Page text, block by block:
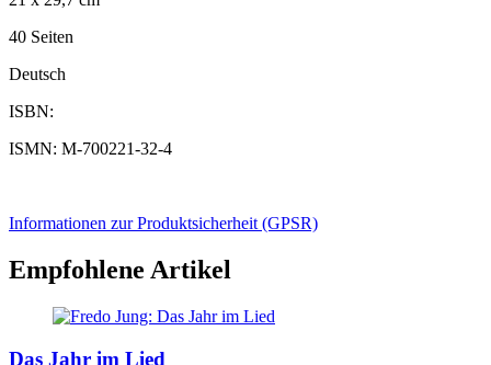
40 Seiten
Deutsch
ISBN:
ISMN: M-700221-32-4
Informationen zur Produktsicherheit (GPSR)
Empfohlene Artikel
Das Jahr im Lied